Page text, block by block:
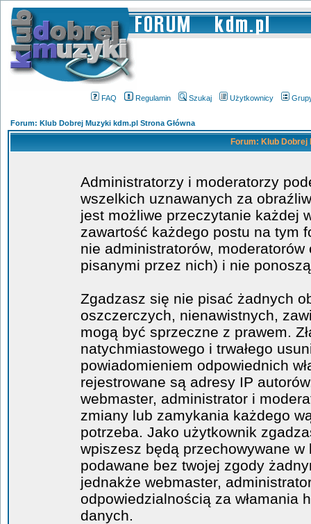
FAQ Regulamin Szukaj Użytkownicy
Forum: Klub Dobrej Muzyki kdm.pl Strona Główna
Forum: Klub
Administratorzy i moderatorzy
wszelkich uznawanych za
jest możliwe przeczytanie każdej
zawartość każdego postu na tym
nie administratorów,
pisanymi przez nich) i nie
Zgadzasz się nie pisać żadnych
oszczerczych, nienawistnych,
mogą być sprzeczne z prawem.
natychmiastowego i trwałego
powiadomieniem odpowiednich
rejestrowane są adresy IP
webmaster, administrator i
zmiany lub zamykania każdego
potrzeba. Jako użytkownik
wpiszesz będą przechowywane
podawane bez twojej zgody
jednakże webmaster,
odpowiedzialnością za włamania
danych.